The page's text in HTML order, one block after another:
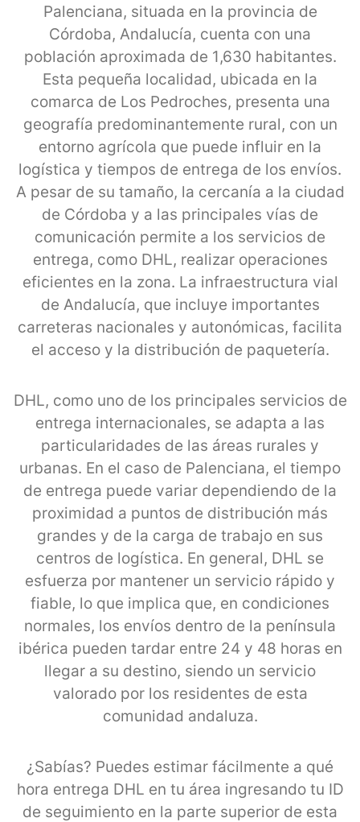
Palenciana, situada en la provincia de
Córdoba, Andalucía, cuenta con una
población aproximada de 1,630 habitantes.
Esta pequeña localidad, ubicada en la
comarca de Los Pedroches, presenta una
geografía predominantemente rural, con un
entorno agrícola que puede influir en la
logística y tiempos de entrega de los envíos.
A pesar de su tamaño, la cercanía a la ciudad
de Córdoba y a las principales vías de
comunicación permite a los servicios de
entrega, como DHL, realizar operaciones
eficientes en la zona. La infraestructura vial
de Andalucía, que incluye importantes
carreteras nacionales y autonómicas, facilita
el acceso y la distribución de paquetería.
DHL, como uno de los principales servicios de
entrega internacionales, se adapta a las
particularidades de las áreas rurales y
urbanas. En el caso de Palenciana, el tiempo
de entrega puede variar dependiendo de la
proximidad a puntos de distribución más
grandes y de la carga de trabajo en sus
centros de logística. En general, DHL se
esfuerza por mantener un servicio rápido y
fiable, lo que implica que, en condiciones
normales, los envíos dentro de la península
ibérica pueden tardar entre 24 y 48 horas en
llegar a su destino, siendo un servicio
valorado por los residentes de esta
comunidad andaluza.
¿Sabías? Puedes estimar fácilmente a qué
hora entrega DHL en tu área ingresando tu ID
de seguimiento en la parte superior de esta